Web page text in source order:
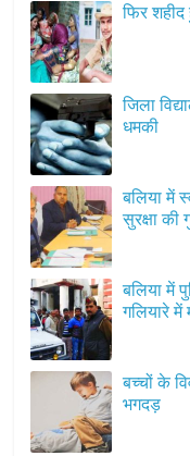
फिर
जिला
धमकी
बलिया में
सुरक्षा की
बलिया में
गलियारे
बच्चों के
भगदड़